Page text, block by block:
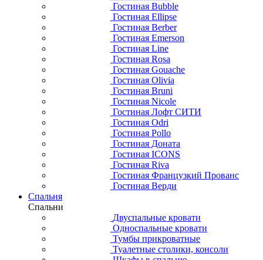
Гостиная Bubble
Гостиная Ellipse
Гостиная Berber
Гостиная Emerson
Гостиная Line
Гостиная Rosa
Гостиная Gouache
Гостиная Olivia
Гостиная Bruni
Гостиная Nicole
Гостиная Лофт СИТИ
Гостиная Odri
Гостиная Pollo
Гостиная Доната
Гостиная ICONS
Гостиная Riva
Гостиная Французкий Прованс
Гостиная Верди
Спальня
Спальни
Двуспальные кровати
Односпальные кровати
Тумбы прикроватные
Туалетные столики, консоли